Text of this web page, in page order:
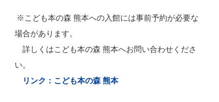
※こども本の森 熊本への入館には事前予約が必要な
場合があります。
詳しくはこども本の森 熊本へお問い合わせくださ
い。
リンク：こども本の森 熊本